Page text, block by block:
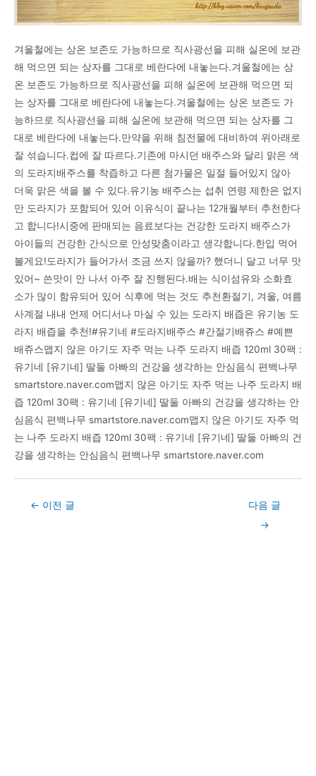
겨울철에는 상온 보존도 가능하므로 직사광선을 피해 실온에 보관
해 먹으면 되는 상자를 그대로 베란다에 내놓는다.겨울철에는 상
온 보존도 가능하므로 직사광선을 피해 실온에 보관해 먹으면 되
는 상자를 그대로 베란다에 내놓는다.겨울철에는 상온 보존도 가
능하므로 직사광선을 피해 실온에 보관해 먹으면 되는 상자를 그
대로 베란다에 내놓는다.만약을 위해 침전물에 대비하여 위아래로
잘 섞습니다.컵에 잘 따르다.기존에 마시던 배주스와 달리 맑은 색
의 도라지배주스를 착즙하고 다른 첨가물은 일절 들어있지 않아
더욱 맑은 색을 볼 수 있다.유기농 배주스는 섭취 연령 제한은 없지
만 도라지가 포함되어 있어 이유식이 끝나는 12개월부터 추천한다
고 합니다!시중에 판매되는 음료보다는 건강한 도라지 배주스가
아이들의 건강한 간식으로 안성맞춤이라고 생각합니다.한입 먹어
볼게요!도라지가 들어가서 조금 쓰지 않을까? 했더니 달고 너무 맛
있어~ 쓴맛이 안 나서 아주 잘 진행된다.배는 식이섬유와 소화효
소가 많이 함유되어 있어 식후에 먹는 것도 추천환절기, 겨울, 여름
사계절 내내 언제 어디서나 마실 수 있는 도라지 배즙은 유기농 도
라지 배즙을 추천!#유기네 #도라지배주스 #간절기배쥬스 #예쁜
배쥬스맵지 않은 아기도 자주 먹는 나주 도라지 배즙 120ml 30팩 :
유기네 [유기네] 딸둘 아빠의 건강을 생각하는 안심음식 편백나무
smartstore.naver.com맵지 않은 아기도 자주 먹는 나주 도라지 배
즙 120ml 30팩 : 유기네 [유기네] 딸둘 아빠의 건강을 생각하는 안
심음식 편백나무 smartstore.naver.com맵지 않은 아기도 자주 먹
는 나주 도라지 배즙 120ml 30팩 : 유기네 [유기네] 딸둘 아빠의 건
강을 생각하는 안심음식 편백나무 smartstore.naver.com
Post← 이전 글
다음 글
→